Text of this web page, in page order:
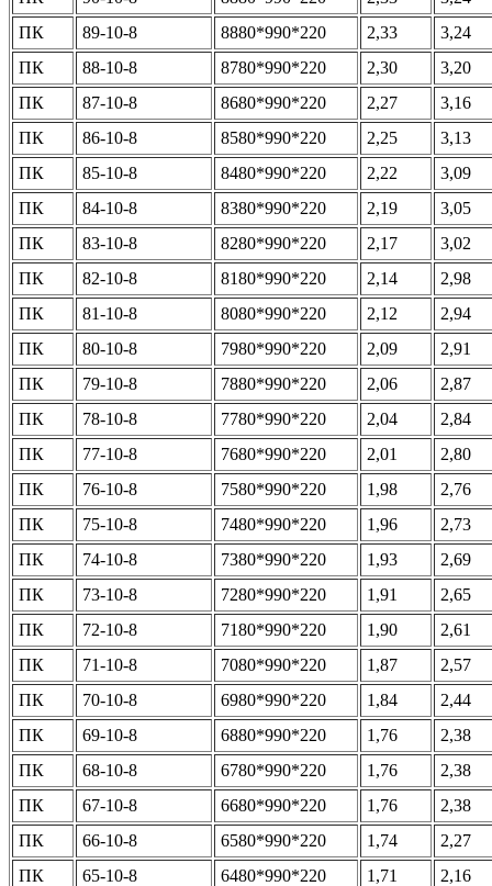
ПК
89-10-8 8880*990*220 2,33
3,24
ПК
88-10-8 8780*990*220 2,30
3,20
ПК
87-10-8 8680*990*220 2,27
3,16
ПК
86-10-8 8580*990*220 2,25
3,13
ПК
85-10-8 8480*990*220 2,22
3,09
ПК
84-10-8 8380*990*220 2,19
3,05
ПК
83-10-8 8280*990*220 2,17
3,02
ПК
82-10-8 8180*990*220 2,14
2,98
ПК
81-10-8 8080*990*220 2,12
2,94
ПК
80-10-8 7980*990*220 2,09
2,91
ПК
79-10-8 7880*990*220 2,06
2,87
ПК
78-10-8 7780*990*220 2,04
2,84
ПК
77-10-8 7680*990*220 2,01
2,80
ПК
76-10-8 7580*990*220 1,98
2,76
ПК
75-10-8 7480*990*220 1,96
2,73
ПК
74-10-8 7380*990*220 1,93
2,69
ПК
73-10-8 7280*990*220 1,91
2,65
ПК
72-10-8 7180*990*220 1,90
2,61
ПК
71-10-8 7080*990*220 1,87
2,57
ПК
70-10-8 6980*990*220 1,84
2,44
ПК
69-10-8 6880*990*220 1,76
2,38
ПК
68-10-8 6780*990*220 1,76
2,38
ПК
67-10-8 6680*990*220 1,76
2,38
ПК
66-10-8 6580*990*220 1,74
2,27
ПК
65-10-8 6480*990*220 1,71
2,16